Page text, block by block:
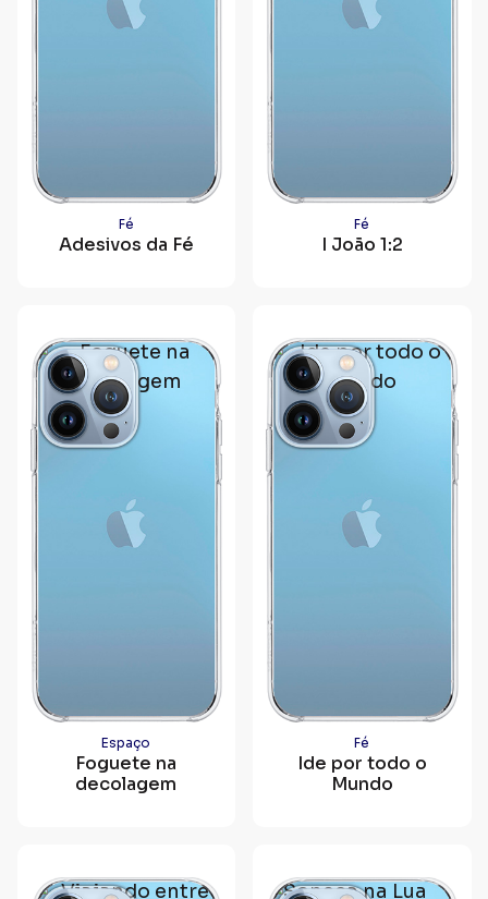
Fé
Adesivos da Fé
Fé
I João 1:2
Espaço
Foguete na
decolagem
Fé
Ide por todo o
Mundo